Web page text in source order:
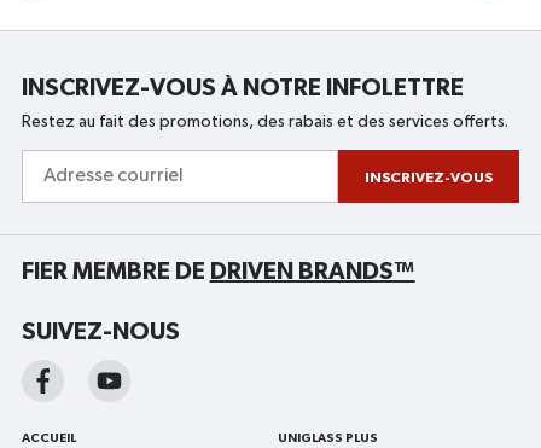
INSCRIVEZ-VOUS À NOTRE INFOLETTRE
Restez au fait des promotions, des rabais et des services offerts.
courriel
INSCRIVEZ-VOUS
FIER MEMBRE DE DRIVEN BRANDS™
SUIVEZ-NOUS
ACCUEIL UNIGLASS PLUS